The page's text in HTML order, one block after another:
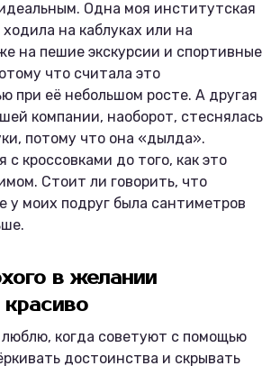
Одна моя институтская
ходила на каблуках или на
на пешие экскурсии и спортивные
что считала это
при её небольшом росте. А другая
компании, наоборот, стеснялась
потому что она «дылда».
с кроссовками до того, как это
Стоит ли говорить, что
у моих подруг была сантиметров
в желании
люблю, когда советуют с помощью
достоинства и скрывать